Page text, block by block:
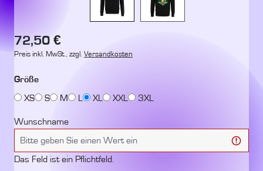
Regulärer Preis:
72,50 €
Preis inkl. MwSt., zzgl. Versandkosten
Größeauswählen
XS
S M L XL XXL 3XL
Wunschname
Das Feld ist ein Pflichtfeld.